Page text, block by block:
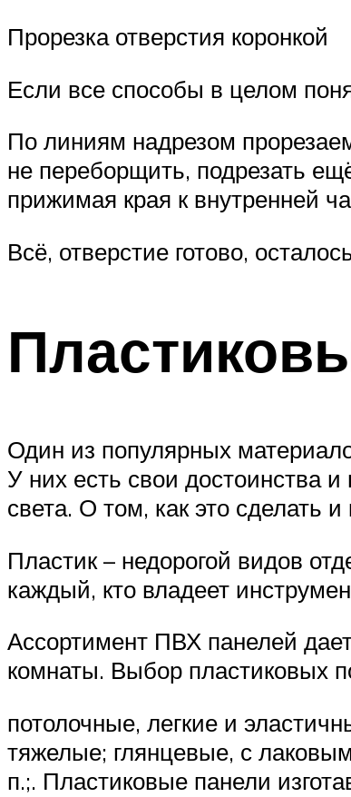
Прорезка отверстия коронкой
Если все способы в целом
По линиям надрезом
не переборщить, подрезать
прижимая края к внутренней
Всё, отверстие готово,
Один из популярных
У них есть свои достоинства
света. О том, как это сделать
Пластик – недорогой видов
каждый, кто владеет
Ассортимент ПВХ панелей
комнаты. Выбор пластиковых
потолочные, легкие и
тяжелые; глянцевые, с
п.;. Пластиковые панели